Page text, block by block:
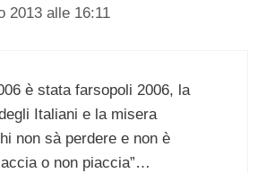
2013 alle 16:11
è stata farsopoli 2006, la
Italiani e la misera
non sà perdere e non è
o non piaccia”…